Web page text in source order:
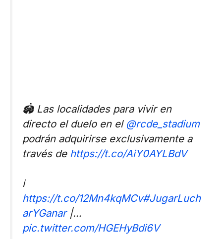
🏟 Las localidades para vivir en
directo el duelo en el @rcde_stadium
podrán adquirirse exclusivamente a
través de https://t.co/AiY0AYLBdV
ℹ️
https://t.co/12Mn4kqMCv#JugarLuch
arYGanar|…
pic.twitter.com/HGEHyBdi6V